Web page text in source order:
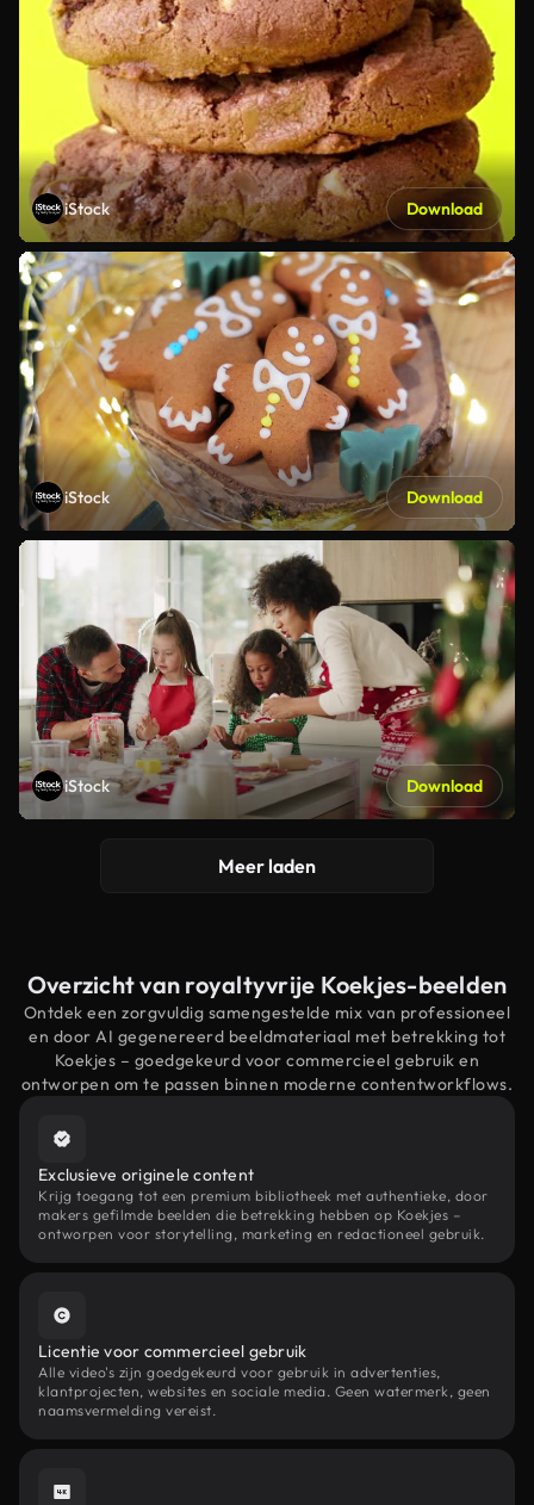
iStock Download
iStock Download
iStock Download
Meer laden
Overzicht van royaltyvrije Koekjes-beelden
Ontdek een zorgvuldig samengestelde mix van professioneel
en door AI gegenereerd beeldmateriaal met betrekking tot
Koekjes – goedgekeurd voor commercieel gebruik en
ontworpen om te passen binnen moderne contentworkflows.
Exclusieve originele content
Krijg toegang tot een premium bibliotheek met authentieke, door
makers gefilmde beelden die betrekking hebben op Koekjes –
ontworpen voor storytelling, marketing en redactioneel gebruik.
Licentie voor commercieel gebruik
Alle video's zijn goedgekeurd voor gebruik in advertenties,
klantprojecten, websites en sociale media. Geen watermerk, geen
naamsvermelding vereist.